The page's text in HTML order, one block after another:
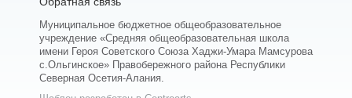
Муниципальное бюджетное общеобразовательное
учреждение «Средняя общеобразовательная школа
имени Героя Советского Союза Хаджи-Умара Мамсурова
с.Ольгинское» Правобережного района Республики
Северная Осетия-Алания.